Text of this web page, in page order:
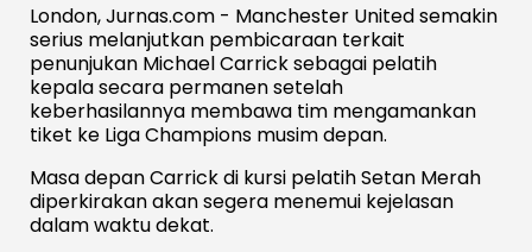
London, Jurnas.com - Manchester United semakin
serius melanjutkan pembicaraan terkait
penunjukan Michael Carrick sebagai pelatih
kepala secara permanen setelah
keberhasilannya membawa tim mengamankan
tiket ke Liga Champions musim depan.
Masa depan Carrick di kursi pelatih Setan Merah
diperkirakan akan segera menemui kejelasan
dalam waktu dekat.